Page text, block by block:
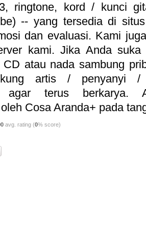
ringtone, kord / kunci
-- yang tersedia di
dan evaluasi. Kami
kami. Jika Anda
atau nada sambung
artis / penyanyi
agar terus berkarya.
Cosa Aranda+ pada
avg. rating (0% score)